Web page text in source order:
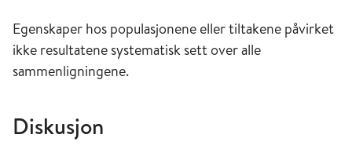
Egenskaper hos populasjonene eller tiltakene påvirket
ikke resultatene systematisk sett over alle
sammenligningene.
Diskusjon